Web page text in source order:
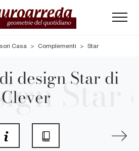
Casa > Complementi > Star
design Star di
Clever